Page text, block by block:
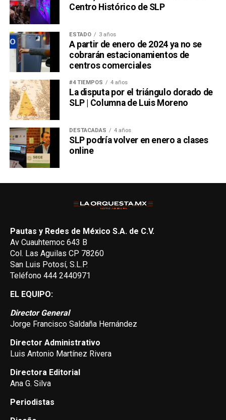
Centro Histórico de SLP
ESTADO 3 años
A partir de enero de 2024 ya no se
cobrarán estacionamientos de
centros comerciales
#4 TIEMPOS 4 años
La disputa por el triángulo dorado de
SLP | Columna de Luis Moreno
DESTACADAS 4 años
SLP podría volver en enero a clases
online
Pautas y Redes de México S.A. de C.V.
Av Cuauhtemoc 643 B
Col. Las Aguilas CP 78260
San Luis Potosí, S.L.P.
Teléfono 444 2440971
EL EQUIPO:
Director General
Jorge Francisco Saldaña Hernández
Director Administrativo
Luis Antonio Martínez Rivera
Directora Editorial
Ana G. Silva
Periodistas